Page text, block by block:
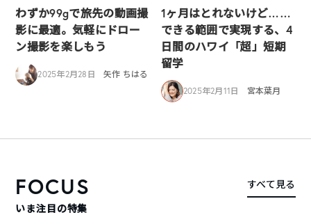
わずか99gで旅先の動画撮
影に最適。気軽にドロー
ン撮影を楽しもう
2025年2月28日 矢作 ちはる
1ヶ月はとれないけど……
できる範囲で実現する、4
日間のハワイ「超」短期
留学
2025年2月11日 宮本葉月
FOCUS
いま注目の特集
すべて見る